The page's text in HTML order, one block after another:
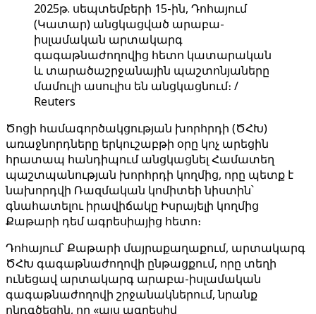
2025թ. սեպտեմբերի 15-ին, Դոհայում
(Կատար) անցկացված արաբա-
իսլամական արտակարգ
գագաթնաժողովից հետո կատարական
և տարածաշրջանային պաշտոնյաները
մամուլի ասուլիս են անցկացնում։ /
Reuters
Ծոցի համագործակցության խորհրդի (ԾՀԽ)
առաջնորդները երկուշաբթի օրը կոչ արեցին
հրատապ հանդիպում անցկացնել Համատեղ
պաշտպանության խորհրդի կողմից, որը պետք է
նախորդվի Ռազմական կոմիտեի նիստին՝
գնահատելու իրավիճակը Իսրայելի կողմից
Քաթարի դեմ ագրեսիայից հետո։
Դոհայում՝ Քաթարի մայրաքաղաքում, արտակարգ
ԾՀԽ գագաթնաժողովի ընթացքում, որը տեղի
ունեցավ արտակարգ արաբա-իսլամական
գագաթնաժողովի շրջանակներում, նրանք
ընդգծեցին, որ «այս ագրեսիվ